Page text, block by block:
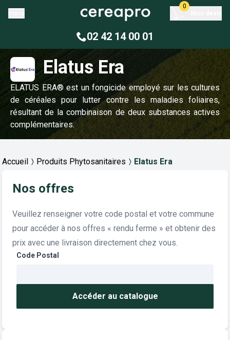
0
02 42 14 00 01
Elatus Era
ELATUS ERA® est un fongicide employé sur les cultures
de céréales pour lutter contre les maladies foliaires,
résultant de la combinaison de deux substances actives
complémentaires.
Accueil Produits Phytosanitaires Elatus Era
Nos offres
Veuillez renseigner votre code postal et votre commune
pour accéder à nos offres « rendu ferme » et obtenir des
prix avec une livraison directement chez vous.
Code Postal
Accéder au catalogue